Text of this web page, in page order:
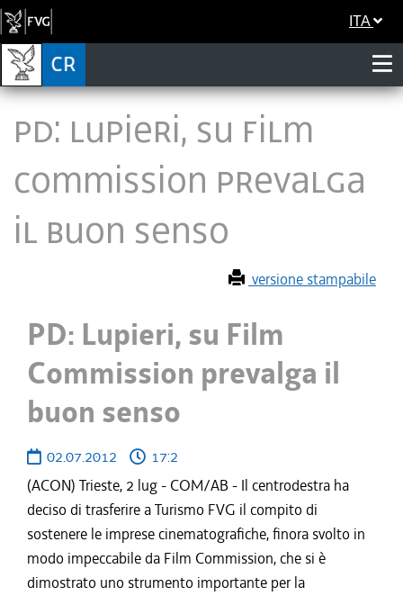
ITA
PD: Lupieri, su Film
Commission prevalga
il buon senso
versione stampabile
PD: Lupieri, su Film
Commission prevalga il
buon senso
02.07.2012
17:2
(ACON) Trieste, 2 lug - COM/AB - Il centrodestra ha
deciso di trasferire a Turismo FVG il compito di
sostenere le imprese cinematografiche, finora svolto in
modo impeccabile da Film Commission, che si è
dimostrato uno strumento importante per la